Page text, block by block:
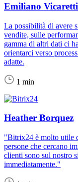
Emiliano Vicaretti
La possibilità di avere
vendite, sulle
gamma di altri dati ci
orientarci verso
adatte.
1 min
Heather Borquez
"Bitrix24 è molto utile
persone che cercano
clienti sono sul nostro
immediatamente."